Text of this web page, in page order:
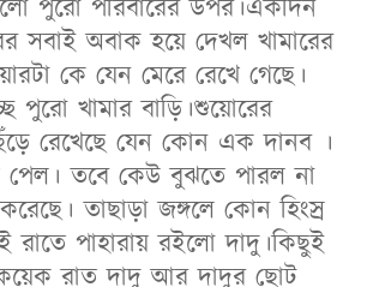
পুরো পরিবারের উপর।একদিন
সবাই অবাক হয়ে দেখল খামারের
কে যেন মেরে রেখে গেছে।
পুরো খামার বাড়ি।শুয়োরের
রেখেছে যেন কোন এক দানব ।
পেল। তবে কেউ বুঝতে পারল না
তাছাড়া জঙ্গলে কোন হিংস্র
রাতে পাহারায় রইলো দাদু।কিছুই
রাত দাদু আর দাদুর ছোট